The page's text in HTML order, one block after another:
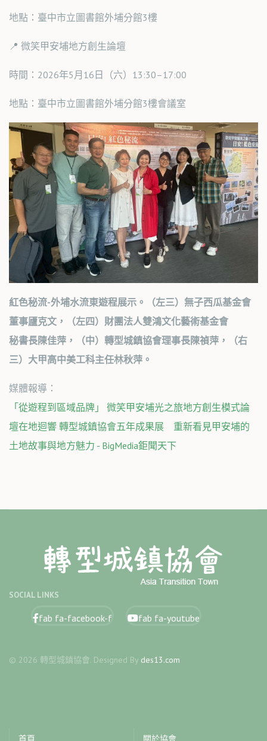
地點：臺中市立圖書館外埔分館3樓
📍 微笑甲安埔地方創生論壇
時間：2026年5月16日（六）13:30–17:00
地點：臺中市立圖書館外埔分館3樓會議室
紅色秘流-外埔水流東遊程展示。
（左三）無子西瓜基金會
董事𠫂克文，（左四）財團法人雙鴻文化藝術基金會
秘書長陳佳萍，（中）轉型城鎮協會理事長陳禎萍，（右
三）大甲高中美工科主任林秋萍。
媒體報導：
「從遊程到區域品牌」 微笑甲安埔光之旅地方創生模式論
壇在地迴響 轉型城鎮協會五年成果展 重新看見甲安埔的
土地故事與地方魅力 - BigMedia鉅聞天下
SOCIAL LINKS
fab fa-facebook-f fab fa-youtube
© 2026 轉型城鎮協會. Designed By des13.com